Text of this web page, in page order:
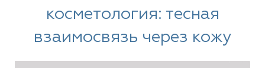
косметология: тесная
взаимосвязь через кожу